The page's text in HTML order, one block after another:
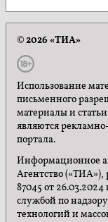
© 2026 «ТИА»
Использование
письменного
материалы и
являются
портала.
Информационное
Агентство
87045 от
службой по
технологий и